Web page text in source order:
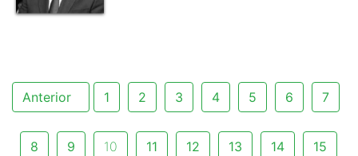
Anterior 1 2 3 4 5 6 7
8 9 10 11 12 13 14 15